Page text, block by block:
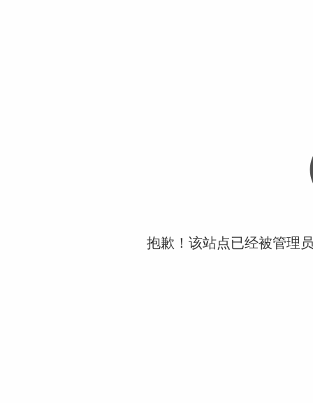
抱歉！该站点已经被管理